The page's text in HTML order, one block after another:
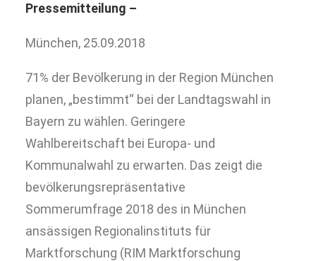
Pressemitteilung –
München, 25.09.2018
71% der Bevölkerung in der Region München
planen, „bestimmt“ bei der Landtagswahl in
Bayern zu wählen. Geringere
Wahlbereitschaft bei Europa- und
Kommunalwahl zu erwarten. Das zeigt die
bevölkerungsrepräsentative
Sommerumfrage 2018 des in München
ansässigen Regionalinstituts für
Marktforschung (RIM Marktforschung